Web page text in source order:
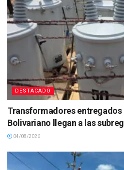
DESTACADO
Transformadores entregados
Bolivariano llegan a las
04/08/2026